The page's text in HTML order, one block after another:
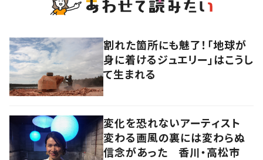
割れた箇所にも魅了！「地球が
身に着けるジュエリー」はこうし
て生まれる
変化を恐れないアーティスト
変わる画風の裏には変わらぬ
信念があった 香川・高松市